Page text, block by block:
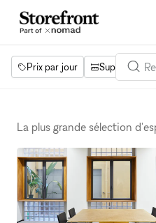
Prix par jour Superficie
La plus grande sélection